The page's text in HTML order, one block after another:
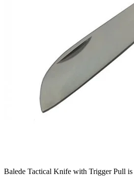
Balede Tactical Knife with Trigger Pull is